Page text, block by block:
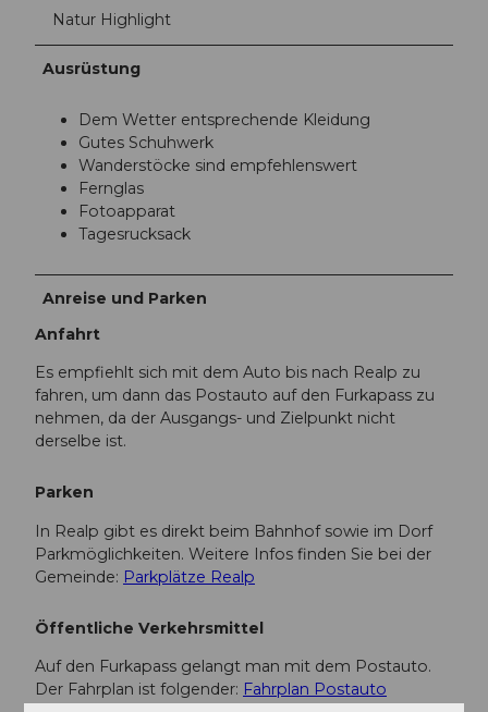
Natur Highlight
Ausrüstung
Dem Wetter entsprechende Kleidung
Gutes Schuhwerk
Wanderstöcke sind empfehlenswert
Fernglas
Fotoapparat
Tagesrucksack
Anreise und Parken
Anfahrt
Es empfiehlt sich mit dem Auto bis nach Realp zu
fahren, um dann das Postauto auf den Furkapass zu
nehmen, da der Ausgangs- und Zielpunkt nicht
derselbe ist.
Parken
In Realp gibt es direkt beim Bahnhof sowie im Dorf
Parkmöglichkeiten. Weitere Infos finden Sie bei der
Gemeinde: Parkplätze Realp
Öffentliche Verkehrsmittel
Auf den Furkapass gelangt man mit dem Postauto.
Der Fahrplan ist folgender: Fahrplan Postauto